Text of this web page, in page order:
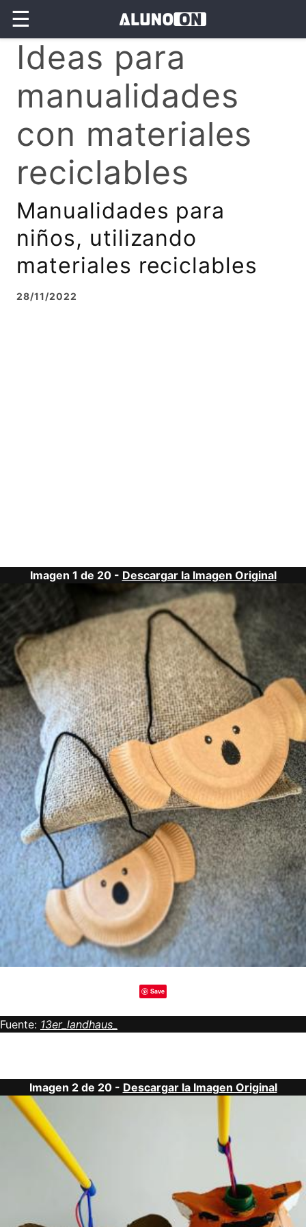
☰
Ideas para
manualidades
con materiales
reciclables
Manualidades para
niños, utilizando
materiales reciclables
28/11/2022
Imagen 1 de 20 - Descargar la Imagen Original
Save
Fuente: 13er_landhaus_
Imagen 2 de 20 - Descargar la Imagen Original